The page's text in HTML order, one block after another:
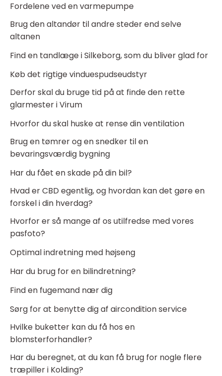
Fordelene ved en varmepumpe
Brug den altandør til andre steder end selve
altanen
Find en tandlæge i Silkeborg, som du bliver glad for
Køb det rigtige vinduespudseudstyr
Derfor skal du bruge tid på at finde den rette
glarmester i Virum
Hvorfor du skal huske at rense din ventilation
Brug en tømrer og en snedker til en
bevaringsværdig bygning
Har du fået en skade på din bil?
Hvad er CBD egentlig, og hvordan kan det gøre en
forskel i din hverdag?
Hvorfor er så mange af os utilfredse med vores
pasfoto?
Optimal indretning med højseng
Har du brug for en bilindretning?
Find en fugemand nær dig
Sørg for at benytte dig af aircondition service
Hvilke buketter kan du få hos en
blomsterforhandler?
Har du beregnet, at du kan få brug for nogle flere
træpiller i Kolding?